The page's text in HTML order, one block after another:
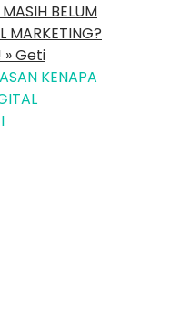
BELUM
MARKETING?
» Geti
KENAPA